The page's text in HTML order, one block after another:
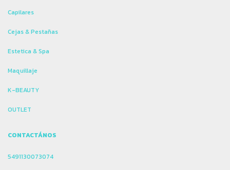
Capilares
Cejas & Pestañas
Estetica & Spa
Maquillaje
K-BEAUTY
OUTLET
CONTACTÁNOS
5491130073074